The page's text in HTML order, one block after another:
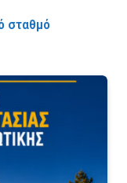
σταθμό